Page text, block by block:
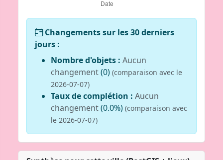
Changements sur les 30 derniers
jours :
Nombre d'objets : Aucun
changement(0) (comparaison avec le
2026-07-07)
Taux de complétion : Aucun
changement(0.0%) (comparaison avec
le 2026-07-07)